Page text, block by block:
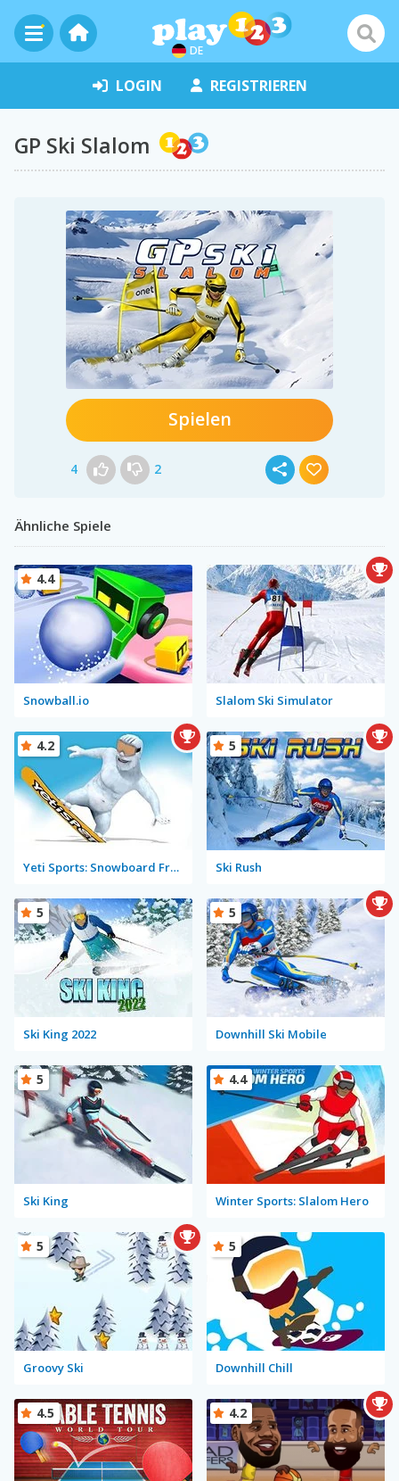
DE
LOGIN REGISTRIEREN
GP Ski Slalom
Spielen
4 2
Ähnliche Spiele
Snowball.io
4.4
Slalom Ski Simulator
Yeti Sports: Snowboard Freeride
4.2
Ski Rush
5
Ski King 2022
5
Downhill Ski Mobile
5
Ski King
5
Winter Sports: Slalom Hero
4.4
Groovy Ski
5
Downhill Chill
5
4.5 4.2